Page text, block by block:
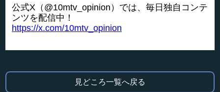
公式X（@10mtv_opinion）では、毎日独自コンテ
ンツを配信中！
https://x.com/10mtv_opinion
見どころ一覧へ戻る